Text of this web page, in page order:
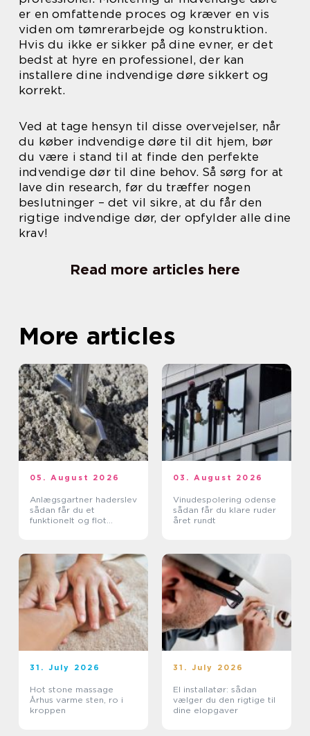
er en omfattende proces og kræver en vis
viden om tømrerarbejde og konstruktion.
Hvis du ikke er sikker på dine evner, er det
bedst at hyre en professionel, der kan
installere dine indvendige døre sikkert og
korrekt.
Ved at tage hensyn til disse overvejelser, når
du køber indvendige døre til dit hjem, bør
du være i stand til at finde den perfekte
indvendige dør til dine behov. Så sørg for at
lave din research, før du træffer nogen
beslutninger – det vil sikre, at du får den
rigtige indvendige dør, der opfylder alle dine
krav!
Read more articles here
More articles
05. August 2026
Anlægsgartner haderslev
sådan får du et
funktionelt og flot
03. August 2026
Vinudespolering odense
sådan får du klare ruder
året rundt
31. July 2026
Hot stone massage
Århus varme sten, ro i
kroppen
31. July 2026
El installatør: sådan
vælger du den rigtige til
dine elopgaver